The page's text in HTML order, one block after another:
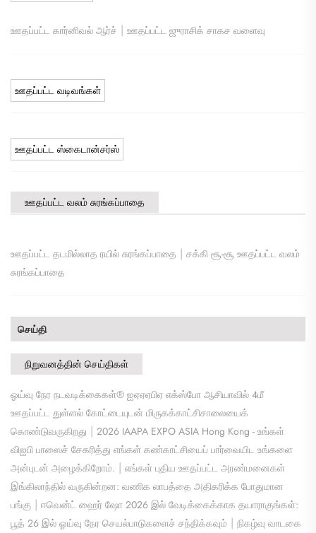
ஊதப்பட்ட கார்னிவல் ஆர்ச் | ஊதப்பட்ட ஜுராசிக் சாகச வளைவு
ஊதப்பட்ட வடிவங்கள்
ஊதப்பட்ட ஸ்கைடான்சர்ஸ்
ஊதப்பட்ட வலம் சுரங்கப்பாதை
ஊதப்பட்ட தடமில்லாத ரயில் சுரங்கப்பாதை | சக்கி சூ-சூ ஊதப்பட்ட வலம்
சுரங்கப்பாதை
செய்தி
நிறுவனத்தின் செய்திகள்
ஓய்வு நேர நடவடிக்கைகள்® ஐஏஏஏபிஏ எக்ஸ்போ ஆசியாவில் 4மீ
ஊதப்பட்ட துள்ளல் கோட்டையுடன் மிருகக்காட்சிசாலையைக்
கொண்டுவருகிறது | 2026 IAAPA EXPO ASIA Hong Kong - உங்கள்
விஐபி பாஸைச் சேகரித்து எங்கள் கண்காட்சியைப் பார்வையிட உங்களை
அன்புடன் அழைக்கிறோம். | எங்கள் புதிய ஊதப்பட்ட அரண்மனைகள்
இங்கிலாந்தில் வருகின்றன: வணிக லாபத்தை அதிகரிக்க போதுமான
பங்கு | ஈவென்ட் ஹைர் ஷோ 2026 இல் வேடிக்கைக்காக தயாராகுங்கள்:
பூத் 26 இல் ஓய்வு நேர செயல்பாடுகளைச் சந்திக்கவும் | நிகழ்வு வாடகை